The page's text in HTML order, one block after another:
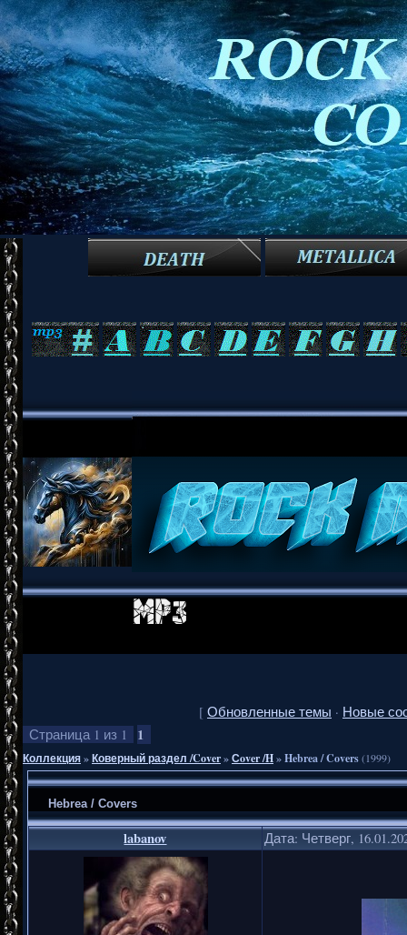
[ Обновленные темы · Новые
Страница 1 из 1 1
Коллекция»Коверный раздел /Cover»Сover /H»Hebrea / Covers(1999)
Hebrea / Covers
labanov Дата: Четверг,